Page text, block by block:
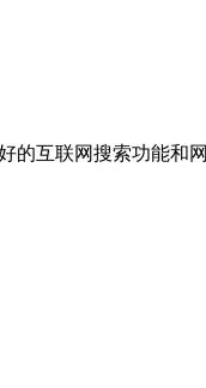
的互联网搜索功能和